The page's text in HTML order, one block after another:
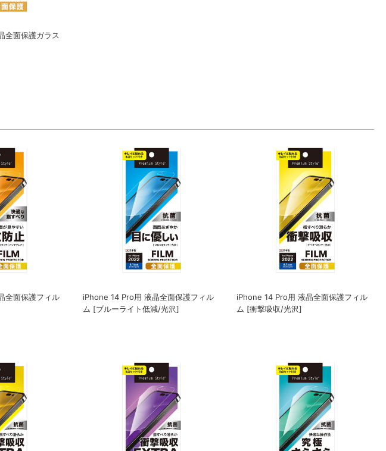
全面保護ガラス
全面保護フィル
iPhone 14 Pro用 液晶全面保護フィル
ム [ブルーライト低減/光沢]
iPhone 14 Pro用 液晶全面保護フィル
ム [衝撃吸収/光沢]